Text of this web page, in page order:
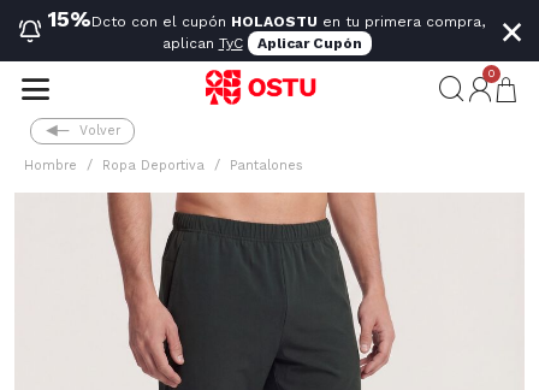
15%Dcto con el cupón HOLAOSTU en tu primera compra,
aplican TyC Aplicar Cupón ×
0
Volver
Hombre Ropa Deportiva Pantalones